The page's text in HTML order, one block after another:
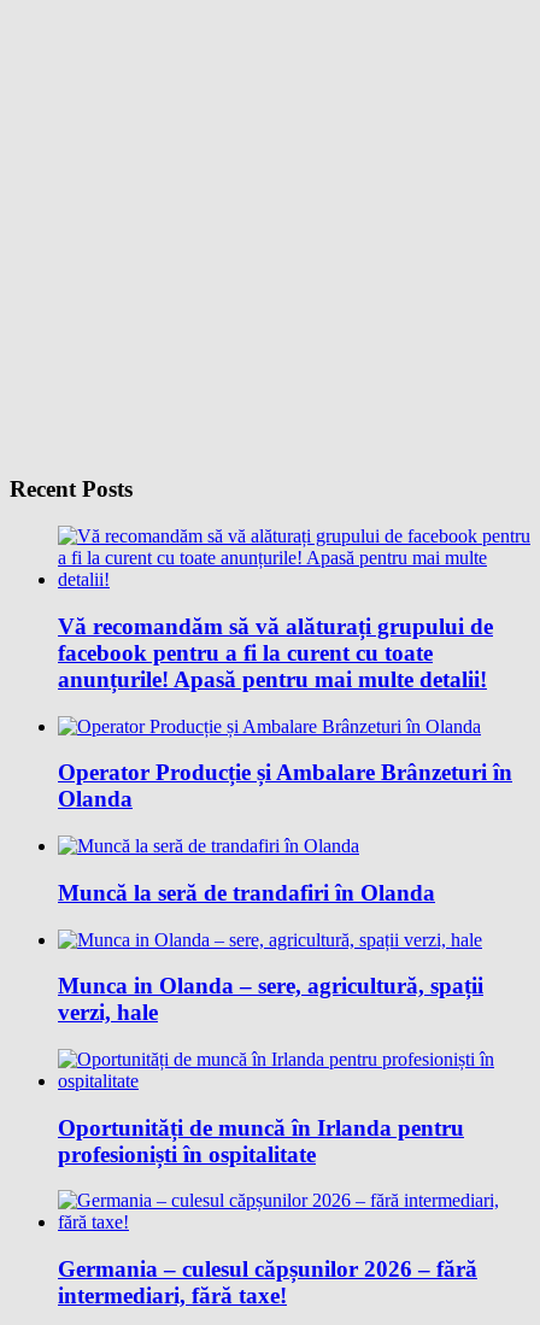
Recent Posts
Vă recomandăm să vă alăturați grupului de
facebook pentru a fi la curent cu toate
anunțurile! Apasă pentru mai multe detalii!
Operator Producție și Ambalare Brânzeturi în
Olanda
Muncă la seră de trandafiri în Olanda
Munca in Olanda – sere, agricultură, spații
verzi, hale
Oportunități de muncă în Irlanda pentru
profesioniști în ospitalitate
Germania – culesul căpșunilor 2026 – fără
intermediari, fără taxe!